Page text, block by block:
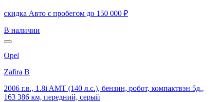
скидка Авто с пробегом до 150 000 ₽
В наличии
Opel
Zafira B
2006 г.в., 1.8i AMT (140 л.с.), бензин, робот, компактвэн 5д.,
163 386 км, передний, серый